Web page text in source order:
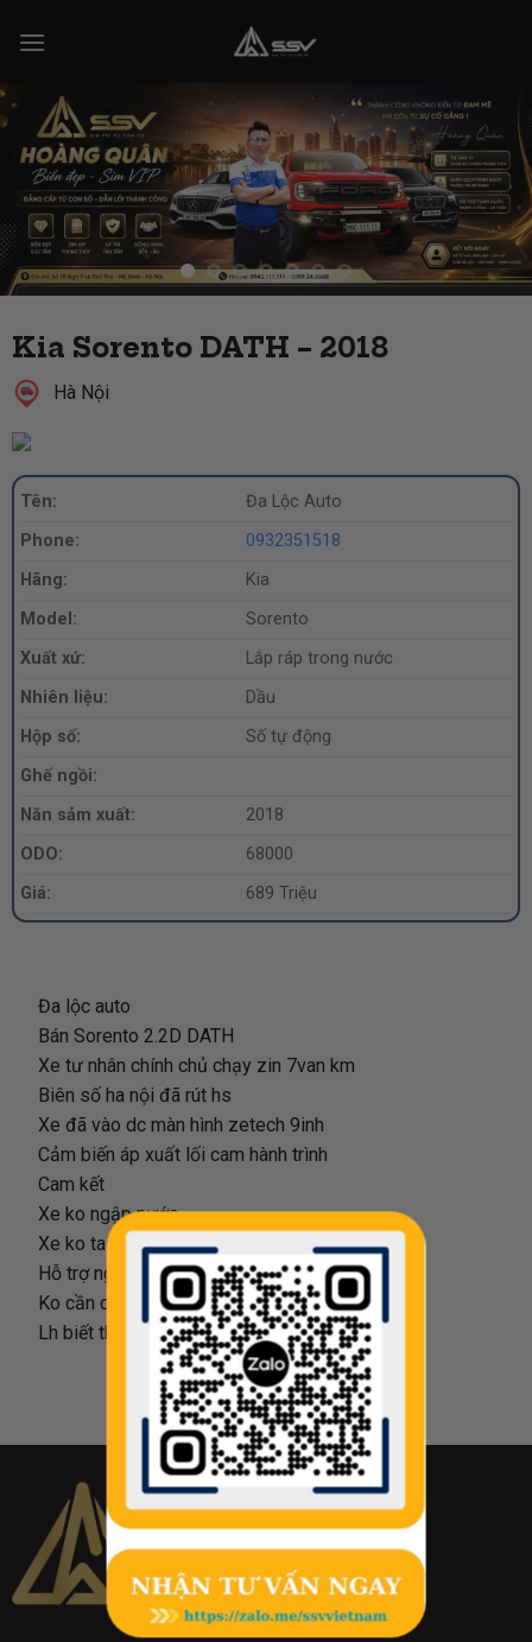
Kia Sorento DATH – 2018
Hà Nội
Tên:
Đa Lộc Auto
Phone:
0932351518
Hãng:
Kia
Model:
Sorento
Xuất xứ:
Lắp ráp trong nước
Nhiên liệu:
Dầu
Hộp số:
Số tự động
Ghế ngồi:
Năn sảm xuất:
2018
ODO:
68000
Giá:
689 Triệu
Đa lộc auto
Bán Sorento 2.2D DATH
Xe tư nhân chính chủ chạy zin 7van km
Biên số ha nội đã rút hs
Xe đã vào dc màn hình zetech 9inh
Cảm biến áp xuất lối cam hành trình
Cam kết
Xe ko ngập nước
Xe ko tai nạn
Hỗ trợ ngân hàng 70% thủ tục nhanh gọn
Ko cần chứng minh thu nhập
Lh biết thêm chi tiết